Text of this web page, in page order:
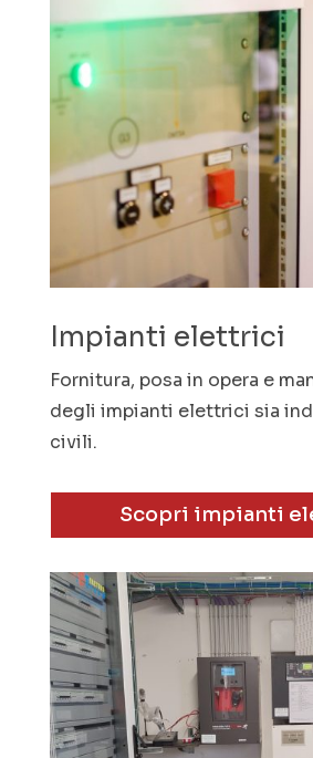
Impianti elettrici
Fornitura, posa in opera e
degli impianti elettrici sia
civili.
Scopri impianti